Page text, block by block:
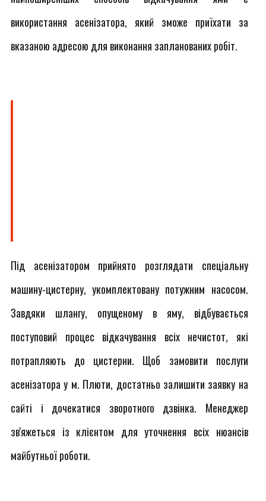
використання асенізатора, який зможе приїхати за
вказаною адресою для виконання запланованих робіт.
Під асенізатором прийнято розглядати спеціальну
машину-цистерну, укомплектовану потужним насосом.
Завдяки шлангу, опущеному в яму, відбувається
поступовий процес відкачування всіх нечистот, які
потрапляють до цистерни. Щоб замовити послуги
асенізатора у м. Плюти, достатньо залишити заявку на
сайті і дочекатися зворотного дзвінка. Менеджер
зв'яжеться із клієнтом для уточнення всіх нюансів
майбутньої роботи.